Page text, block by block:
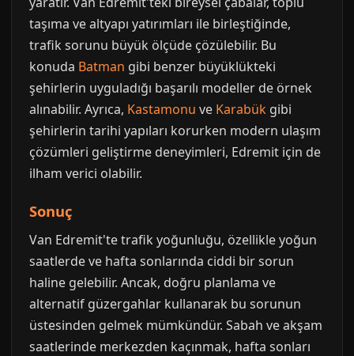
taşıma ve altyapı yatırımları ile birleştiğinde,
trafik sorunu büyük ölçüde çözülebilir. Bu
konuda Batman gibi benzer büyüklükteki
şehirlerin uyguladığı başarılı modeller de örnek
alınabilir. Ayrıca, Kastamonu ve Karabük gibi
şehirlerin tarihi yapıları korurken modern ulaşım
çözümleri geliştirme deneyimleri, Edremit için de
ilham verici olabilir.
Sonuç
Van Edremit'te trafik yoğunluğu, özellikle yoğun
saatlerde ve hafta sonlarında ciddi bir sorun
haline gelebilir. Ancak, doğru planlama ve
alternatif güzergahlar kullanarak bu sorunun
üstesinden gelmek mümkündür. Sabah ve akşam
saatlerinde merkezden kaçınmak, hafta sonları